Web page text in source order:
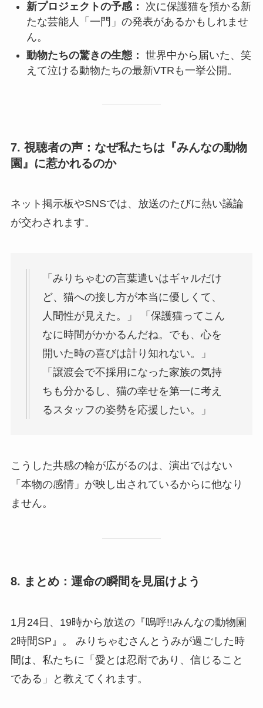
新プロジェクトの予感：
次に保護猫を預かる新
たな芸能人「一門」の発表があるかもしれませ
ん。
動物たちの驚きの生態： 世界中から届いた、笑
えて泣ける動物たちの最新VTRも一挙公開。
7. 視聴者の声：なぜ私たちは『みんなの動物
園』に惹かれるのか
ネット掲示板やSNSでは、放送のたびに熱い議論
が交わされます。
「みりちゃむの言葉遣いはギャルだけ
ど、猫への接し方が本当に優しくて、
人間性が見えた。」 「保護猫ってこん
なに時間がかかるんだね。でも、心を
開いた時の喜びは計り知れない。」
「譲渡会で不採用になった家族の気持
ちも分かるし、猫の幸せを第一に考え
るスタッフの姿勢を応援したい。」
こうした共感の輪が広がるのは、演出ではない
「本物の感情」が映し出されているからに他なり
ません。
8. まとめ：運命の瞬間を見届けよう
1月24日、19時から放送の『嗚呼!!みんなの動物園
2時間SP』。 みりちゃむさんとうみが過ごした時
間は、私たちに「愛とは忍耐であり、信じること
である」と教えてくれます。